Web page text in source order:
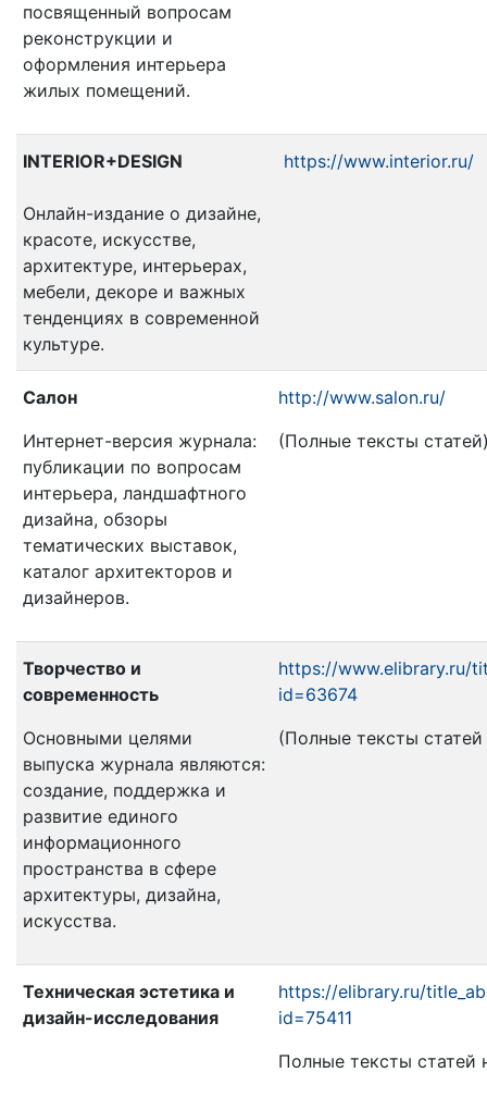
посвященный вопросам
реконструкции и
оформления интерьера
жилых помещений.
INTERIOR+DESIGN
Онлайн-издание о дизайне,
красоте, искусстве,
архитектуре, интерьерах,
мебели, декоре и важных
тенденциях в современной
культуре.
https://www.interior.ru/
Салон
Интернет-версия журнала:
публикации по вопросам
интерьера, ландшафтного
дизайна, обзоры
тематических выставок,
каталог архитекторов и
дизайнеров.
http://www.salon.ru/
(Полные тексты
Творчество и
современность
Основными целями
выпуска журнала являются:
создание, поддержка и
развитие единого
информационного
пространства в сфере
архитектуры, дизайна,
искусства.
https://www.elibrary.ru/
id=63674
(Полные тексты
Техническая эстетика и
дизайн-исследования
https://elibrary.ru/
id=75411
Полные тексты статей